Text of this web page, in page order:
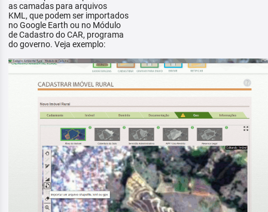
as camadas para arquivos
KML, que podem ser importados
no Google Earth ou no Módulo
de Cadastro do CAR, programa
do governo. Veja exemplo: